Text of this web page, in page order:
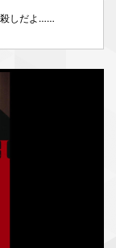
殺しだよ……